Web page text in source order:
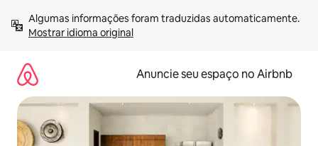
para
Mostrar idioma original
Anuncie seu espaço no Airbnb